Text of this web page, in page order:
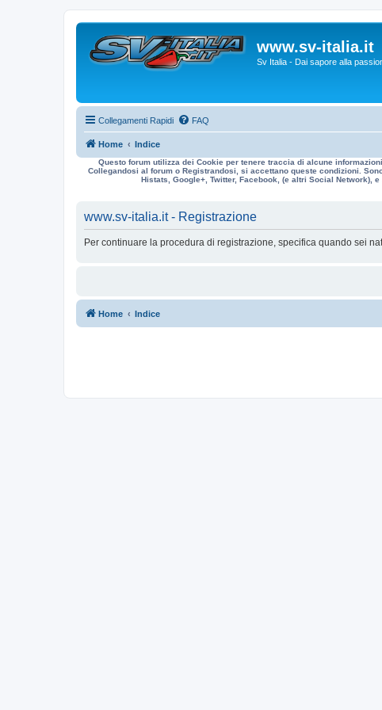
www.sv-italia.it
Sv Italia - Dai sapore alla
Collegamenti Rapidi FAQ
Home Indice
Questo forum utilizza dei Cookie per tenere traccia di alcune
Collegandosi al forum o Registrandosi, si accettano queste condizioni.
Histats, Google+, Twitter, Facebook, (e altri Social
www.sv-italia.it - Registrazione
Per continuare la procedura di registrazione, specifica quando sei
Home Indice